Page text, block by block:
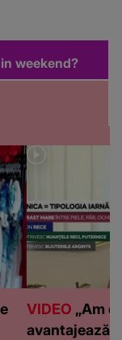
weekend?
VIDEO „Am
avantajează